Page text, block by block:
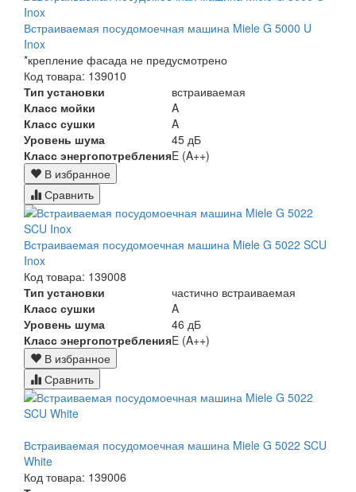
Встраиваемая посудомоечная машина Miele G 5000 U
Inox
*крепление фасада не предусмотрено
Код товара: 139010
Тип установки
встраиваемая
Класс мойки
A
Класс сушки
A
Уровень шума
45 дБ
Класс энергопотребленияE (A++)
В избранное
Сравнить
Встраиваемая посудомоечная машина Miele G 5022 SCU
Inox
Код товара: 139008
Тип установки
частично встраиваемая
Класс сушки
A
Уровень шума
46 дБ
Класс энергопотребленияE (A++)
В избранное
Сравнить
Встраиваемая посудомоечная машина Miele G 5022 SCU
White
Код товара: 139006